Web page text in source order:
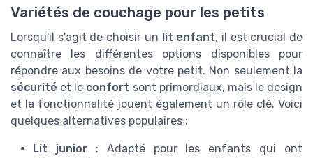
Variétés de couchage pour les petits
Lorsqu'il s'agit de choisir un lit enfant, il est crucial de
connaître les différentes options disponibles pour
répondre aux besoins de votre petit. Non seulement la
sécurité et le confort sont primordiaux, mais le design
et la fonctionnalité jouent également un rôle clé. Voici
quelques alternatives populaires :
Lit junior: Adapté pour les enfants qui ont